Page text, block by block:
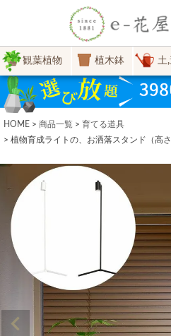
観葉植物 植木鉢 土
HOME 商品一覧
育てる道具
植物育成ライトの、お洒落スタンド（高さ